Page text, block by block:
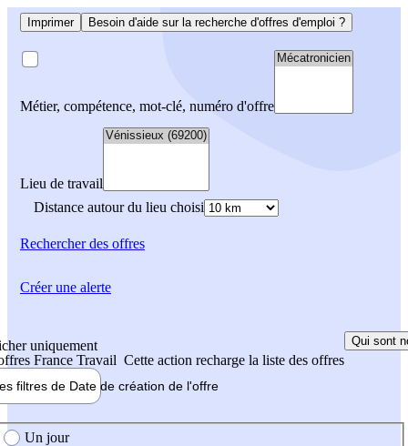
Imprimer Besoin d'aide sur la recherche d'offres d'emploi ?
Métier, compétence, mot-clé, numéro d'offre
Lieu de travail
Distance autour du lieu choisi
Rechercherdes offres
uniquement
France Travail Cette action recharge la liste des offres
Qui sont
filtres de Date de création de l'offre
création de l'offre
Un jour
Créer une alerte